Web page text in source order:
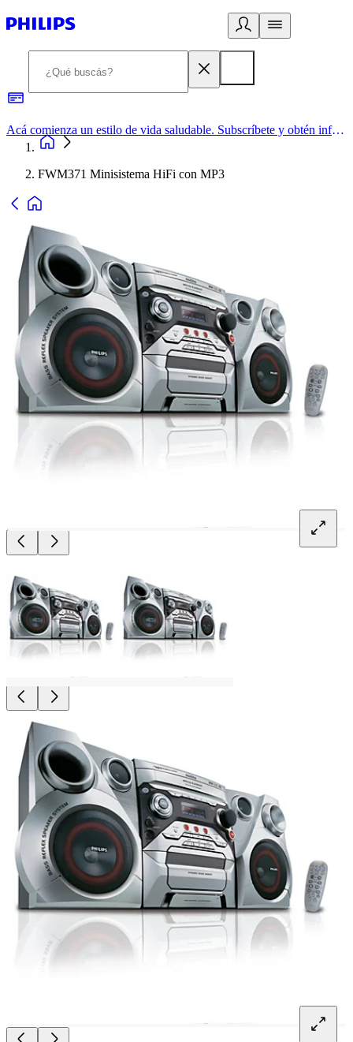
Acá comienza un estilo de vida saludable. Subscríbete y obtén información de primera mano
FWM371 Minisistema HiFi con MP3